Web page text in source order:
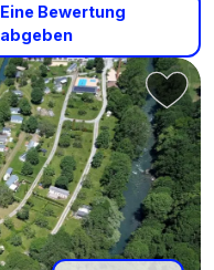
Eine Bewertung
abgeben